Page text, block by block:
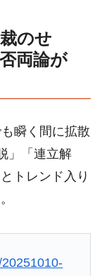
のせ
両論が
瞬く間に拡散
」「連立解
トレンド入り